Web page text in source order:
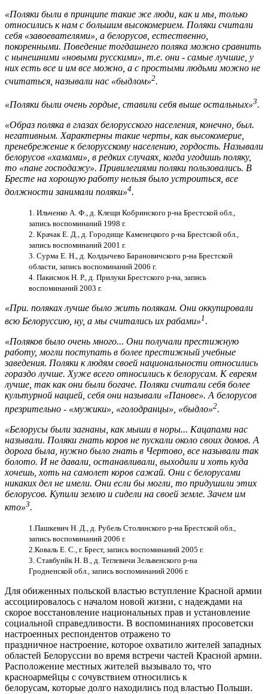
«Поляки были в принципе такие же люди, как и мы, только
относились к нам с большим высокомерием. Поляки считали
себя «завоевателями», а белорусов, естественно,
покоренными. Поведение тогдашнего поляка можно сравнить
с нынешними «новыми русскими», т.е. они - самые лучшие, у
них есть все и им все можно, а с простыми людьми можно не
считаться, называли нас «быдлом»2.
«Поляки были очень гордые, ставили себя выше остальных»3.
«Образ поляка в глазах белорусского населения, конечно, был.
негативным. Характерны такие черты, как высокомерие,
пренебрежение к белорусскому населению, гордость. Называли
белорусов «хамами», в редких случаях, когда угодишь поляку,
то «пане господажу». Привилегиями поляки пользовались. В
Бресте на хорошую работу нельзя было устроиться, все
должности занимали поляки»4.
1. Ильченко А. Ф., д. Клещи Кобринского р-на Брестской обл.,
запись воспоминаний 1998 г.
2. Крачак Е. Д., д. Городище Каменецкого р-на Брестской обл.,
запись воспоминаний 2001 г.
3. Сурма Е. Н., д. Колдычево Барановичского р-на Брестской
области, запись воспоминаний 2006 г.
4. Пакисмок Н. Р., д. Прилуки Брестского р-на, запись
воспоминаний 2003 г.
«При. поляках лучше было жить полякам. Они оккупировали
всю Белоруссию, ну, а мы считались их рабами»1.
«Поляков было очень много... Они получали престижную
работу, могли поступать в более престижный учебные
заведения. Поляки к людям своей национальности относились
гораздо лучше. Хуже всего относились к белорусам. К евреям
лучше, так как они были богаче. Поляки считали себя более
культурной нацией, себя они называли «Панове». А белорусов
презрительно - «мужики», «голодранцы», «быдло»2.
«Белорусы были загнаны, как мыши в норы... Кацапами нас
называли. Поляки гнать коров не пускали около своих домов. А
дорога была, нужно было гнать в Чертово, все называли так
болото. И не давали, останавливали, выходили и хоть куда
хочешь, хоть на самолет коров сажай. Они с белорусами
никаких дел не имели. Они если бы могли, то придушили этих
белорусов. Купили землю и сидели на своей земле. Зачем им
кто»3.
1.Пашкевич Н. Д., д. Рубель Столинского р-на Брестской обл.,
запись воспоминаний 2006 г.
2.Коваль Е. С., г. Брест, запись воспоминаний 2005 г.
3. Ставбунйк Н. В., д. Теглевичи Зельвенского р-на
Гродненской обл., запись воспоминаний 2006 г.
Для обиженных польской властью вступление Красной армии
ассоциировалось с началом новой жизни, с надеждами на
скорое восстановление национальных прав и установление
социальной справедливости. В воспоминаниях просоветски
настроенных респондентов отражено то
праздничное настроение, которое охватило жителей западных
областей Белоруссии во время встречи частей Красной армии.
Расположение местных жителей вызывало то, что
красноармейцы с сочувствием относились к
белорусам, которые долго находились под властью Польши.